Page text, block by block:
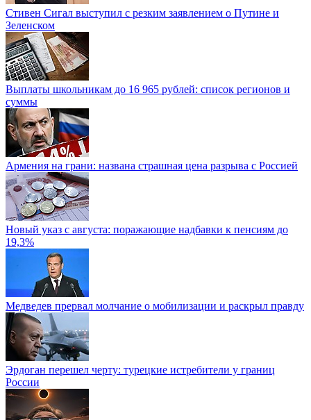
Стивен Сигал выступил с резким заявлением о Путине и
Зеленском
Выплаты школьникам до 16 965 рублей: список регионов и
суммы
Армения на грани: названа страшная цена разрыва с Россией
Новый указ с августа: поражающие надбавки к пенсиям до
19,3%
Медведев прервал молчание о мобилизации и раскрыл правду
Эрдоган перешел черту: турецкие истребители у границ
России